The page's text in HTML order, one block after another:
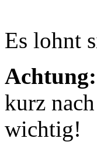
Es lohnt
Achtung:
kurz
wichtig!